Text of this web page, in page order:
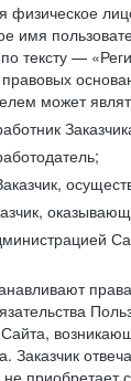
физическое
имя
тексту —
может
Заказчик